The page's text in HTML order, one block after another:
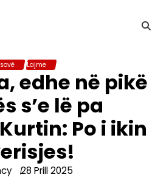
Lajme
edhe në pikë
s’e lë pa
Po i ikin
28 Prill 2025